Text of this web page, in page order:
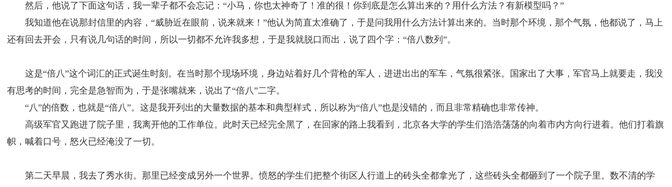
然后，他说了下面这句话，我一辈子都不会忘记：“小马，你也太神奇了！准的很！你到底是怎么算出来的？用什么方法？有新模型吗？”
我知道他在说那封信里的内容，“威胁近在眼前，说来就来！”他认为简直太准确了，于是问我用什么方法计算出来的。当时那个环境，那个气氛，他都说了，马上
还有回去开会，只有说几句话的时间，所以一切都不允许我多想，于是我就脱口而出，说了四个字：“倍八数列”。
这是“倍八”这个词汇的正式诞生时刻。在当时那个现场环境，身边站着好几个背枪的军人，进进出出的军车，气氛很紧张。国家出了大事，军官马上就要走，我没
有思考的时间，完全是急智而为，于是张嘴就来，说出了“倍八”二字。
“八”的倍数，也就是“倍八”。这是我开列出的大量数据的基本和典型样式，所以称为“倍八”也是没错的，而且非常精确也非常传神。
高级军官又跑进了院子里，我离开他的工作单位。此时天已经完全黑了，在回家的路上我看到，北京各大学的学生们浩浩荡荡的向着市内方向行进着。他们打着旗
帜，喊着口号，怒火已经淹没了一切。
第二天早晨，我去了秀水街。那里已经变成另外一个世界。愤怒的学生们把整个街区人行道上的砖头全都拿光了，这些砖头全都砸到了一个院子里。数不清的学